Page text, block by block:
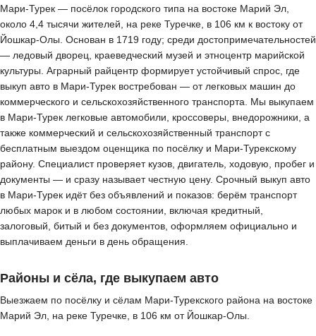
Мари-Турек — посёлок городского типа на востоке Марий Эл,
около 4,4 тысячи жителей, на реке Туречке, в 106 км к востоку от
Йошкар-Олы. Основан в 1719 году; среди достопримечательностей
— ледовый дворец, краеведческий музей и этноцентр марийской
культуры. Аграрный райцентр формирует устойчивый спрос, где
выкуп авто в Мари-Турек востребован — от легковых машин до
коммерческого и сельскохозяйственного транспорта. Мы выкупаем
в Мари-Турек легковые автомобили, кроссоверы, внедорожники, а
также коммерческий и сельскохозяйственный транспорт с
бесплатным выездом оценщика по посёлку и Мари-Турекскому
району. Специалист проверяет кузов, двигатель, ходовую, пробег и
документы — и сразу называет честную цену. Срочный выкуп авто
в Мари-Турек идёт без объявлений и показов: берём транспорт
любых марок и в любом состоянии, включая кредитный,
залоговый, битый и без документов, оформляем официально и
выплачиваем деньги в день обращения.
Районы и сёла, где выкупаем авто
Выезжаем по посёлку и сёлам Мари-Турекского района на востоке
Марий Эл, на реке Туречке, в 106 км от Йошкар-Олы.